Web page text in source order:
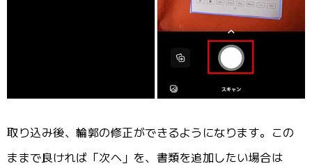
取り込み後、輪郭の修正ができるようになります。この
ままで良ければ「次へ」を、書類を追加したい場合は